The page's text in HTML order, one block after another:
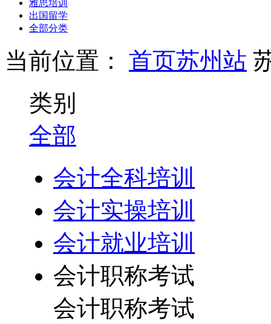
雅思培训
出国留学
全部分类
当前位置： 首页苏州站
类别
全部
会计全科培训
会计实操培训
会计就业培训
会计职称考试
会计职称考试